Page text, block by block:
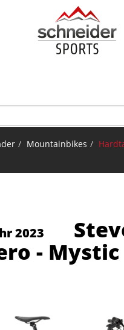
Mountainbikes
2023
- Mystic